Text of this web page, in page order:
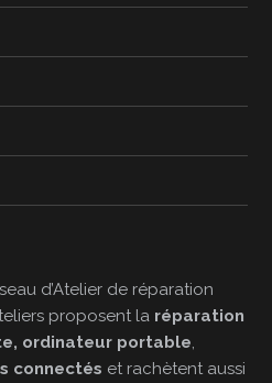
d’Atelier de réparation
proposent la réparation
ordinateur portable
connectés et rachètent aussi